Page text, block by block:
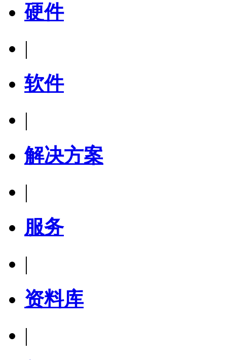
硬件
|
软件
|
解决方案
|
服务
|
资料库
|